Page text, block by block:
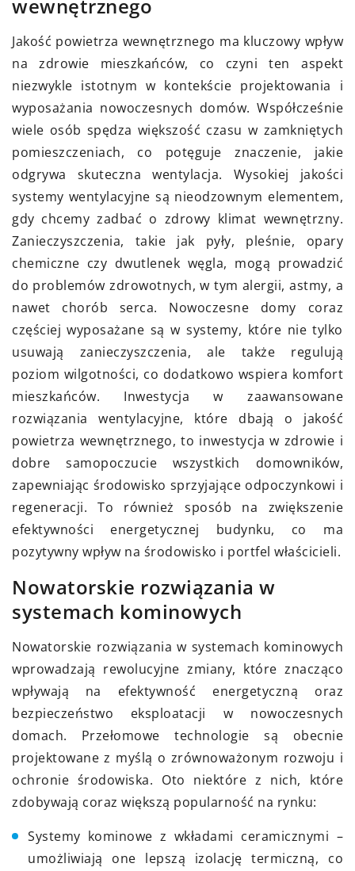
wewnętrznego
Jakość powietrza wewnętrznego ma kluczowy wpływ
na zdrowie mieszkańców, co czyni ten aspekt
niezwykle istotnym w kontekście projektowania i
wyposażania nowoczesnych domów. Współcześnie
wiele osób spędza większość czasu w zamkniętych
pomieszczeniach, co potęguje znaczenie, jakie
odgrywa skuteczna wentylacja. Wysokiej jakości
systemy wentylacyjne są nieodzownym elementem,
gdy chcemy zadbać o zdrowy klimat wewnętrzny.
Zanieczyszczenia, takie jak pyły, pleśnie, opary
chemiczne czy dwutlenek węgla, mogą prowadzić
do problemów zdrowotnych, w tym alergii, astmy, a
nawet chorób serca. Nowoczesne domy coraz
częściej wyposażane są w systemy, które nie tylko
usuwają zanieczyszczenia, ale także regulują
poziom wilgotności, co dodatkowo wspiera komfort
mieszkańców. Inwestycja w zaawansowane
rozwiązania wentylacyjne, które dbają o jakość
powietrza wewnętrznego, to inwestycja w zdrowie i
dobre samopoczucie wszystkich domowników,
zapewniając środowisko sprzyjające odpoczynkowi i
regeneracji. To również sposób na zwiększenie
efektywności energetycznej budynku, co ma
pozytywny wpływ na środowisko i portfel właścicieli.
Nowatorskie rozwiązania w
systemach kominowych
Nowatorskie rozwiązania w systemach kominowych
wprowadzają rewolucyjne zmiany, które znacząco
wpływają na efektywność energetyczną oraz
bezpieczeństwo eksploatacji w nowoczesnych
domach. Przełomowe technologie są obecnie
projektowane z myślą o zrównoważonym rozwoju i
ochronie środowiska. Oto niektóre z nich, które
zdobywają coraz większą popularność na rynku:
Systemy kominowe z wkładami ceramicznymi –
umożliwiają one lepszą izolację termiczną, co